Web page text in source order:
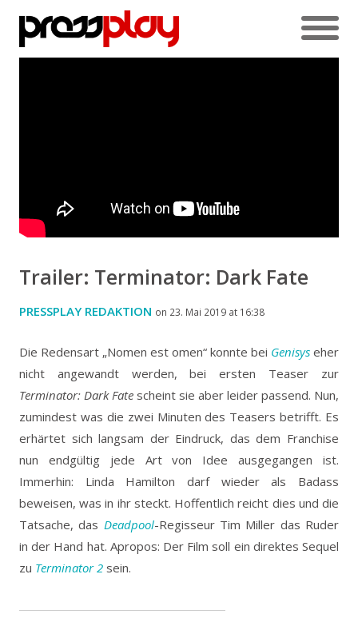
Trailer: Terminator: Dark Fate
PRESSPLAY REDAKTION on 23. Mai 2019 at 16:38
Die Redensart „Nomen est omen“ konnte bei Genisys eher
nicht angewandt werden, bei ersten Teaser zur
Terminator: Dark Fate scheint sie aber leider passend. Nun,
zumindest was die zwei Minuten des Teasers betrifft. Es
erhärtet sich langsam der Eindruck, das dem Franchise
nun endgültig jede Art von Idee ausgegangen ist.
Immerhin: Linda Hamilton darf wieder als Badass
beweisen, was in ihr steckt. Hoffentlich reicht dies und die
Tatsache, das Deadpool-Regisseur Tim Miller das Ruder
in der Hand hat. Apropos: Der Film soll ein direktes Sequel
zu Terminator 2 sein.